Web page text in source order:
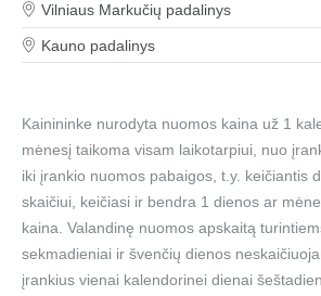
Vilniaus Markučių padalinys
Kauno padalinys
Kainininke nurodyta nuomos kaina už 1
mėnesį taikoma visam laikotarpiui, nuo
iki įrankio nuomos pabaigos, t.y. keičiantis
skaičiui, keičiasi ir bendra 1 dienos ar
kaina. Valandinę nuomos apskaitą
sekmadieniai ir švenčių dienos
įrankius vienai kalendorinei dienai